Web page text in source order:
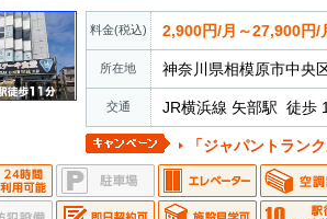
料金(税込) 2,900円/月～27,900円/
所在地 神奈川県相模原市中央
交通 JR横浜線 矢部駅 徒歩
「ジャパントランクルームを